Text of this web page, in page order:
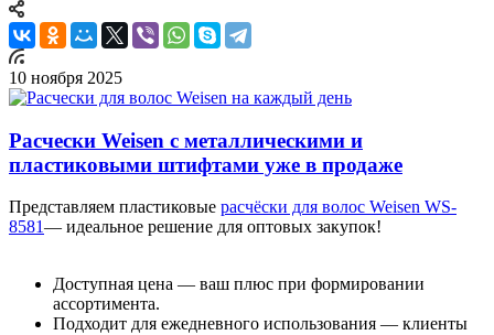
10 ноября 2025
Расчески Weisen с металлическими и
пластиковыми штифтами уже в продаже
Представляем пластиковые расчёски для волос Weisen WS-
8581— идеальное решение для оптовых закупок!
Доступная цена — ваш плюс при формировании
ассортимента.
Подходит для ежедневного использования — клиенты